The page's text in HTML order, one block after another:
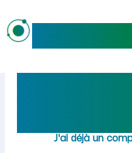
Emploi à
J'ai déjà un